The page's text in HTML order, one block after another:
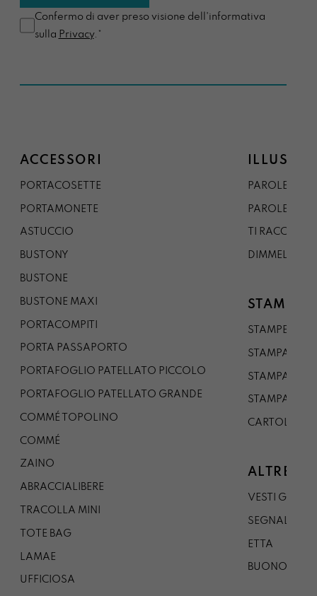
Confermo di aver preso visione dell'informativa
sulla Privacy.*
ACCESSORI
PORTACOSETTE
PORTAMONETE
ASTUCCIO
BUSTONY
BUSTONE
BUSTONE MAXI
PORTACOMPITI
PORTA PASSAPORTO
PORTAFOGLIO PATELLATO PICCOLO
PORTAFOGLIO PATELLATO GRANDE
COMMÉ TOPOLINO
COMMÉ
ZAINO
ABRACCIALIBERE
TRACOLLA MINI
TOTE BAG
LAMAE
UFFICIOSA
PAROLE DAL
PAROLE DA
TI
DIMMELO
STAMPE
STAMPE A5
STAMPA A3
STAMPA A1
STAMPA A0
CARTOLINA
ALTRE
VESTI
SEGNALIBRO
ETTA
BUONO